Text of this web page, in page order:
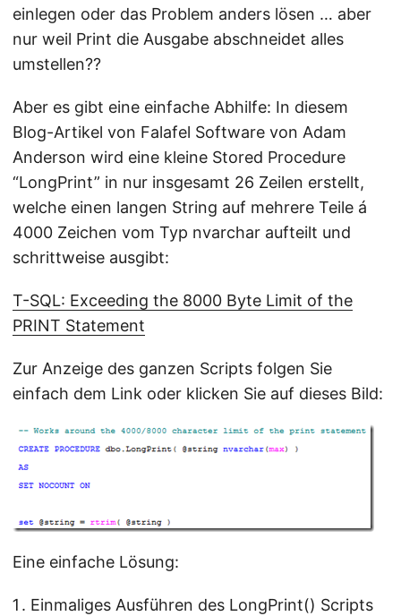
einlegen oder das Problem anders lösen … aber
nur weil Print die Ausgabe abschneidet alles
umstellen??
Aber es gibt eine einfache Abhilfe: In diesem
Blog-Artikel von Falafel Software von Adam
Anderson wird eine kleine Stored Procedure
“LongPrint” in nur insgesamt 26 Zeilen erstellt,
welche einen langen String auf mehrere Teile á
4000 Zeichen vom Typ nvarchar aufteilt und
schrittweise ausgibt:
T-SQL: Exceeding the 8000 Byte Limit of the
PRINT Statement
Zur Anzeige des ganzen Scripts folgen Sie
einfach dem Link oder klicken Sie auf dieses Bild:
Eine einfache Lösung:
Einmaliges Ausführen des LongPrint() Scripts